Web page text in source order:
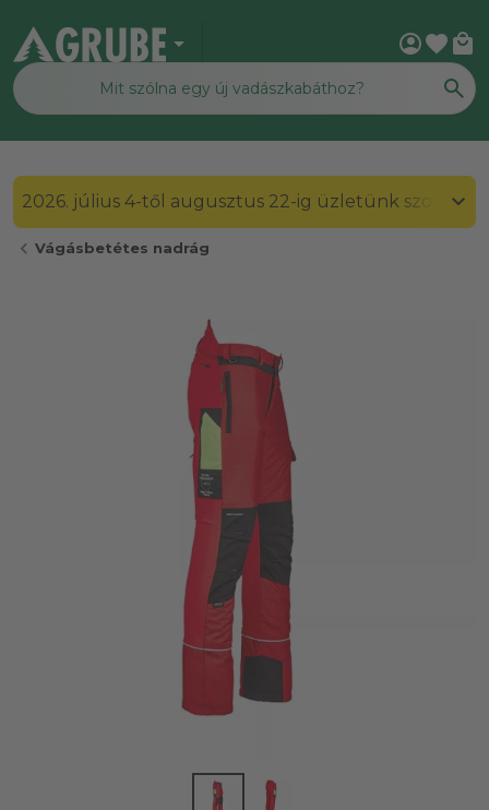
arrow_drop_down account_circlefavorite local_mall
2026. július 4-től augusztus 22-ig üzletünk
chevron_left Vágásbetétes nadrág